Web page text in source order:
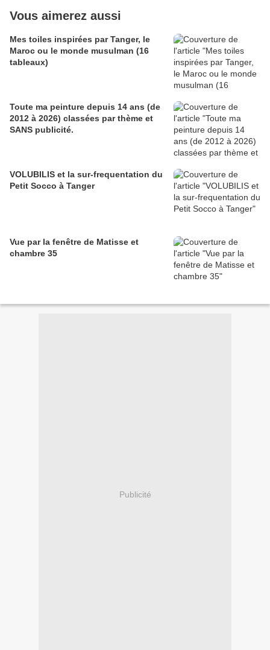
Vous aimerez aussi
Mes toiles inspirées par Tanger, le
Maroc ou le monde musulman (16
tableaux)
Toute ma peinture depuis 14 ans (de
2012 à 2026) classées par thème et
SANS publicité.
VOLUBILIS et la sur-frequentation du
Petit Socco à Tanger
Vue par la fenêtre de Matisse et
chambre 35
Publicité